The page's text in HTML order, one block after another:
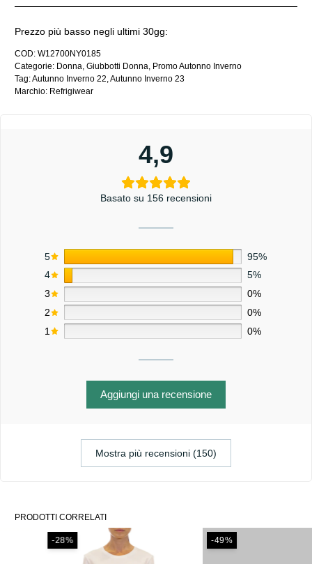
Prezzo più basso negli ultimi 30gg:
COD: W12700NY0185
Categorie: Donna, Giubbotti Donna, Promo Autonno Inverno
Tag:Autunno Inverno 22,Autunno Inverno 23
Marchio: Refrigiwear
4,9
Basato su 156 recensioni
5
95%
4
5%
3
0%
2
0%
1
0%
Aggiungi una recensione
Mostra più recensioni (150)
PRODOTTI CORRELATI